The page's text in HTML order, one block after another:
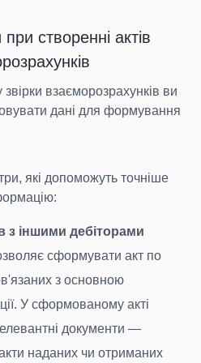
створенні актів
взаєморозрахунків ви
дані для формування
які допоможуть точніше
з іншими дебіторами
сформувати акт по
з основною
У сформованому акті
документи —
акти наданих чи отриманих